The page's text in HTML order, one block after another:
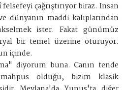
çağrıştırıyor biraz. Insan
dünyanın maddi kalıplarından
ister. Fakat günümüz
bir temel üzerine oturuyor.
içinde.
diyorum buna. Canın tende
olduğu, bizim klasik